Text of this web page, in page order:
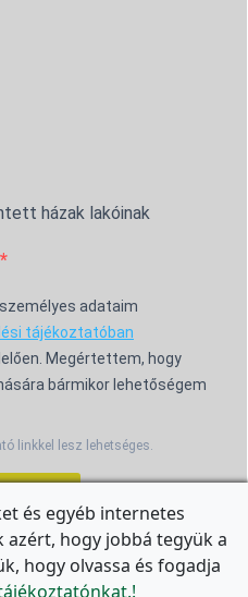
házak lakóinak
adataim
tájékoztatóban
Megértettem, hogy
bármikor lehetőségem
linkkel lesz lehetséges.
HERE.
és egyéb internetes
hogy jobbá tegyük a
hogy olvassa és fogadja